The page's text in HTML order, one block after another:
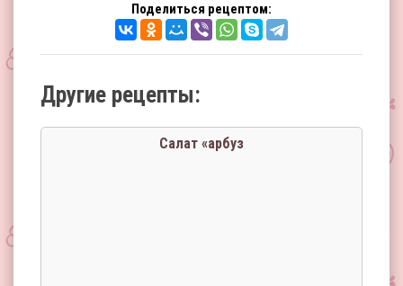
Поделиться рецептом:
Другие рецепты:
Салат «арбуз